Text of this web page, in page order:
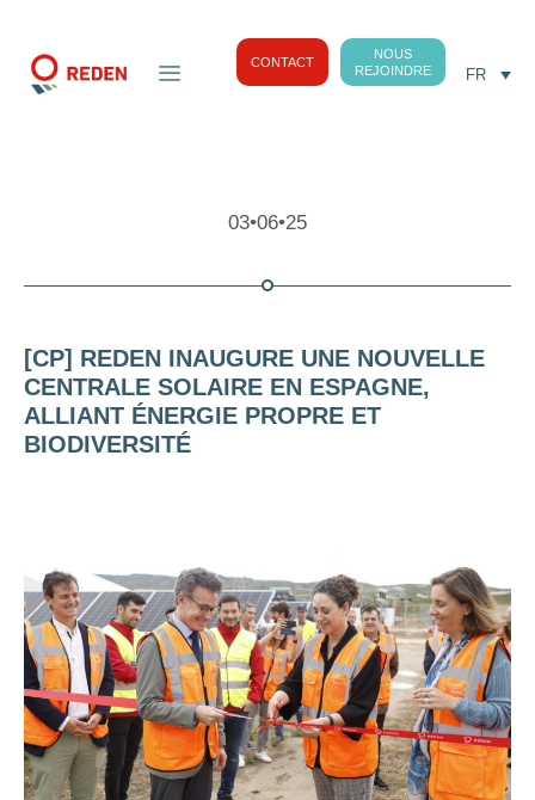
CONTACT
NOUS
REJOINDRE
FR
[CP] REDEN INAUGURE UNE NOUVELLE
CENTRALE SOLAIRE EN ESPAGNE,
ALLIANT ÉNERGIE PROPRE ET
BIODIVERSITÉ
03•06•25